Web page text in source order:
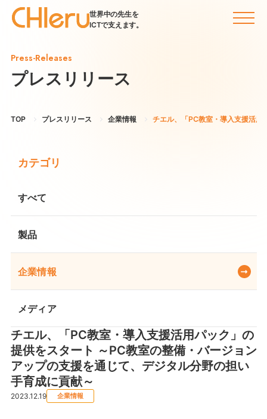
世界中の先生を
ICTで支えます。
Press-Releases
プレスリリース
TOP プレスリリース 企業情報 チエル、「PC教室・導入支援活用
カテゴリ
すべて
製品
企業情報
メディア
チエル、「PC教室・導入支援活用パック」の
提供をスタート ～PC教室の整備・バージョン
アップの支援を通じて、デジタル分野の担い
手育成に貢献～
2023.12.19 企業情報